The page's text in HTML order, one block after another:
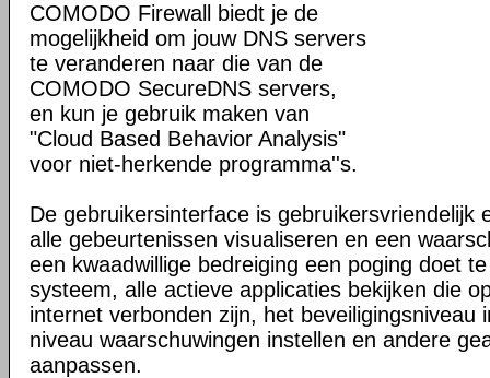
COMODO Firewall biedt je de
mogelijkheid om jouw DNS servers
te veranderen naar die van de
COMODO SecureDNS servers,
en kun je gebruik maken van
"Cloud Based Behavior Analysis"
voor niet-herkende programma''s.
De gebruikersinterface is gebruikersvriendelijk
alle gebeurtenissen visualiseren en een
een kwaadwillige bedreiging een poging doet
systeem, alle actieve applicaties bekijken die
internet verbonden zijn, het beveiligingsniveau
niveau waarschuwingen instellen en andere
aanpassen.